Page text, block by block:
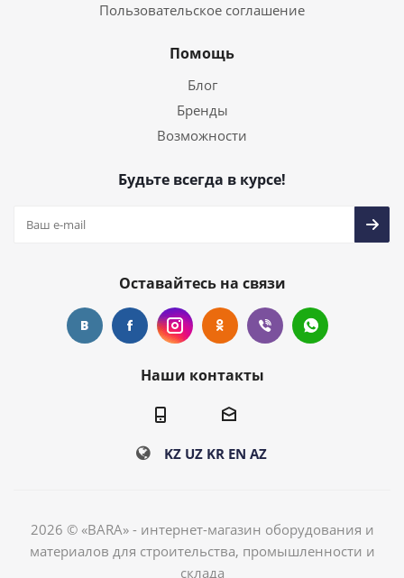
Пользовательское соглашение
Помощь
Блог
Бренды
Возможности
Будьте всегда в курсе!
Оставайтесь на связи
Наши контакты
KZ UZ KR EN AZ
2026 © «BARA» - интернет-магазин оборудования и
материалов для строительства, промышленности и
склада